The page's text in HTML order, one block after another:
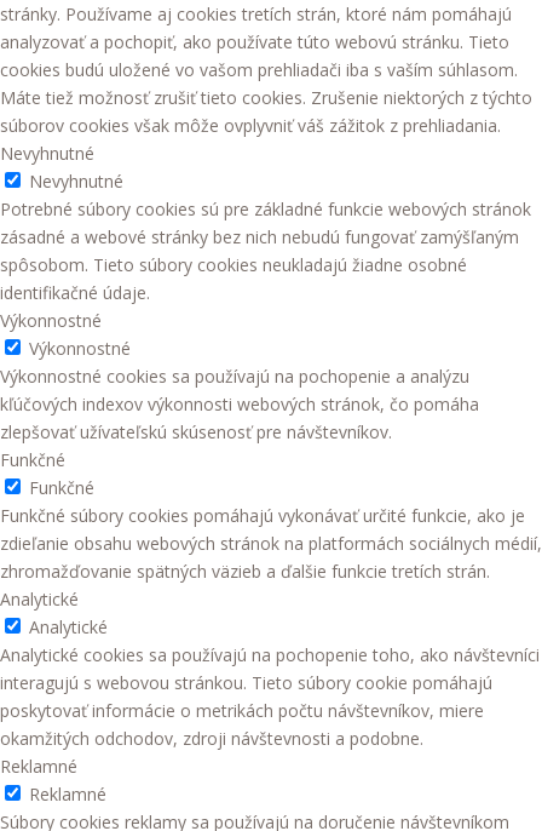
stránky. Používame aj cookies tretích strán, ktoré nám pomáhajú
analyzovať a pochopiť, ako používate túto webovú stránku. Tieto
cookies budú uložené vo vašom prehliadači iba s vaším súhlasom.
Máte tiež možnosť zrušiť tieto cookies. Zrušenie niektorých z týchto
súborov cookies však môže ovplyvniť váš zážitok z prehliadania.
Nevyhnutné
Nevyhnutné
Potrebné súbory cookies sú pre základné funkcie webových stránok
zásadné a webové stránky bez nich nebudú fungovať zamýšľaným
spôsobom. Tieto súbory cookies neukladajú žiadne osobné
identifikačné údaje.
Výkonnostné
Výkonnostné
Výkonnostné cookies sa používajú na pochopenie a analýzu
kľúčových indexov výkonnosti webových stránok, čo pomáha
zlepšovať užívateľskú skúsenosť pre návštevníkov.
Funkčné
Funkčné
Funkčné súbory cookies pomáhajú vykonávať určité funkcie, ako je
zdieľanie obsahu webových stránok na platformách sociálnych médií,
zhromažďovanie spätných väzieb a ďalšie funkcie tretích strán.
Analytické
Analytické
Analytické cookies sa používajú na pochopenie toho, ako návštevníci
interagujú s webovou stránkou. Tieto súbory cookie pomáhajú
poskytovať informácie o metrikách počtu návštevníkov, miere
okamžitých odchodov, zdroji návštevnosti a podobne.
Reklamné
Reklamné
Súbory cookies reklamy sa používajú na doručenie návštevníkom